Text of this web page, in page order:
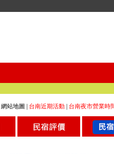
網站地圖 台南近期活動 台南夜市營業時